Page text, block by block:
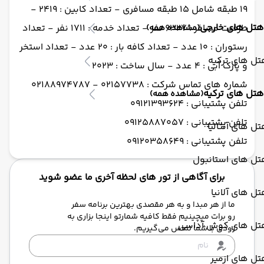
هتل های خارجی(مشاهده همه)
های ترکیه
هتل های ترکیه(مشاهده همه)
های آنتالیا
های استانبول
های آلانیا
های کوش آداسی
های ازمیر
19 طبقه شامل 15 طبقه مسافری - تعداد کابین : 2419 -
طرفیت مسافر : 6327 نفر - تعداد خدمه : 1711 نفر - تعداد
رستوران : 10 عدد - تعداد کافه بار : 20 عدد - تعداد استخر
و پارک آبی : 4 عدد - سال ساخت : 2023
شماره های تماس شرکت : 02157738 - 02188974787
تلفن پشتیبانی : 09121393624
تلفن پشتیبانی : 09125887057
تلفن پشتیبانی : 09120358649
برای آگاهی از تور های لحظه آخری ما عضو شوید
ما از هر مبدا و به هر مقصدی بهترین برنامه سفر
رو برات میچینیم فقط کافیه شمارتو اینجا بزاری به
زودی با شما تماس می‌گیریم.